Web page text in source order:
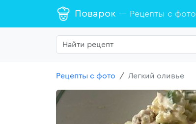
Поварок — Рецепты с фото
Рецепты с фото Легкий оливье